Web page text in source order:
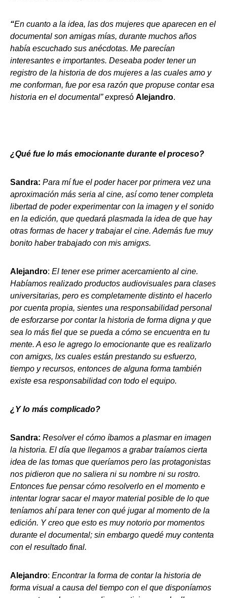
“En cuanto a la idea, las dos mujeres que aparecen en el
documental son amigas mías, durante muchos años
había escuchado sus anécdotas. Me parecían
interesantes e importantes. Deseaba poder tener un
registro de la historia de dos mujeres a las cuales amo y
me conforman, fue por esa razón que propuse contar esa
historia en el documental” expresó Alejandro.
¿Qué fue lo más emocionante durante el proceso?
Sandra: Para mí fue el poder hacer por primera vez una
aproximación más seria al cine, así como tener completa
libertad de poder experimentar con la imagen y el sonido
en la edición, que quedará plasmada la idea de que hay
otras formas de hacer y trabajar el cine. Además fue muy
bonito haber trabajado con mis amigxs.
Alejandro: El tener ese primer acercamiento al cine.
Habíamos realizado productos audiovisuales para clases
universitarias, pero es completamente distinto el hacerlo
por cuenta propia, sientes una responsabilidad personal
de esforzarse por contar la historia de forma digna y que
sea lo más fiel que se pueda a cómo se encuentra en tu
mente. A eso le agrego lo emocionante que es realizarlo
con amigxs, lxs cuales están prestando su esfuerzo,
tiempo y recursos, entonces de alguna forma también
existe esa responsabilidad con todo el equipo.
¿Y lo más complicado?
Sandra: Resolver el cómo íbamos a plasmar en imagen
la historia. El día que llegamos a grabar traíamos cierta
idea de las tomas que queríamos pero las protagonistas
nos pidieron que no saliera ni su nombre ni su rostro.
Entonces fue pensar cómo resolverlo en el momento e
intentar lograr sacar el mayor material posible de lo que
teníamos ahí para tener con qué jugar al momento de la
edición. Y creo que esto es muy notorio por momentos
durante el documental; sin embargo quedé muy contenta
con el resultado final.
Alejandro: Encontrar la forma de contar la historia de
forma visual a causa del tiempo con el que disponíamos